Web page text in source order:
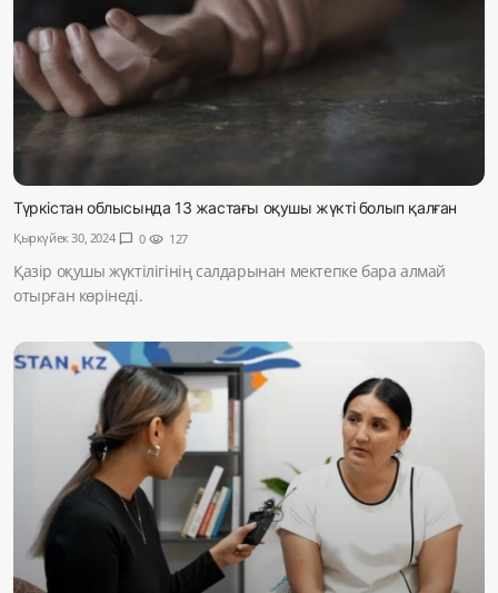
Түркістан облысында 13 жастағы оқушы жүкті болып қалған
Қыркүйек 30, 2024 chat_bubble 0 visibility 127
Қазір оқушы жүктілігінің салдарынан мектепке бара алмай
отырған көрінеді.